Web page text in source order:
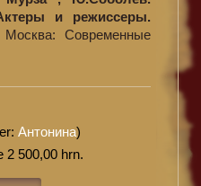
и режиссеры.
Москва: Современные
Антонина)
2 500,00 hrn.